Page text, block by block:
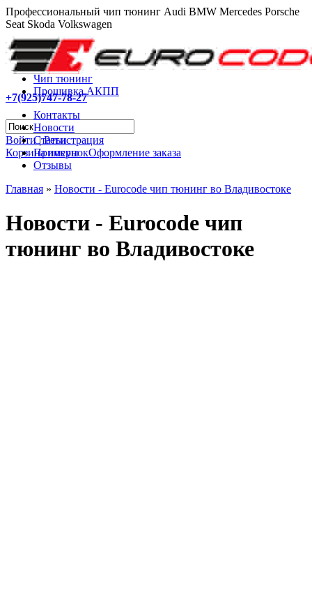
Профессиональный чип тюнинг Audi BMW Mercedes Porsche
Seat Skoda Volkswagen
+7(925)747-78-27
Войти|Регистрация
Корзина покупокОформление заказа
Чип тюнинг
Прошивка АКПП
Контакты
Новости
Статьи
Примеры
Отзывы
Главная » Новости - Eurocode чип тюнинг во Владивостоке
Новости - Eurocode чип
тюнинг во Владивостоке